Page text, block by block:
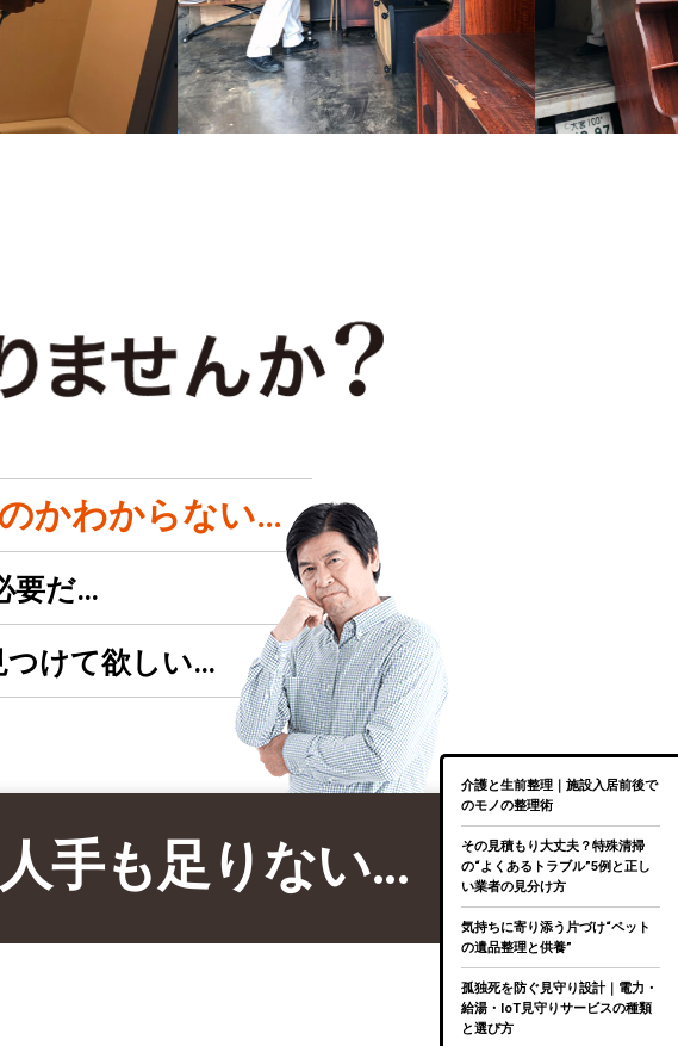
かわからない…
要だ…
つけて欲しい…
手も足りない…
介護と生前整理｜施設入居前後で
のモノの整理術
その見積もり大丈夫？特殊清掃
の“よくあるトラブル”5例と正し
い業者の見分け方
気持ちに寄り添う片づけ“ペット
の遺品整理と供養”
孤独死を防ぐ見守り設計｜電力・
給湯・IoT見守りサービスの種類
と選び方